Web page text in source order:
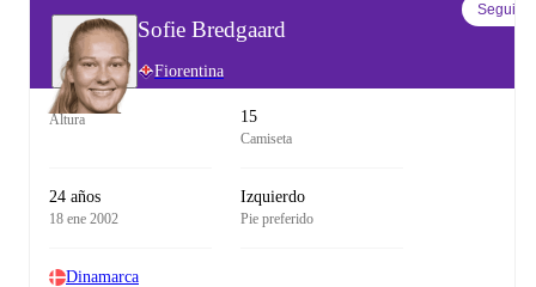
Sofie Bredgaard
Fiorentina
Seguir
Altura 15
Camiseta
24 años
18 ene 2002
Izquierdo
Pie preferido
Dinamarca